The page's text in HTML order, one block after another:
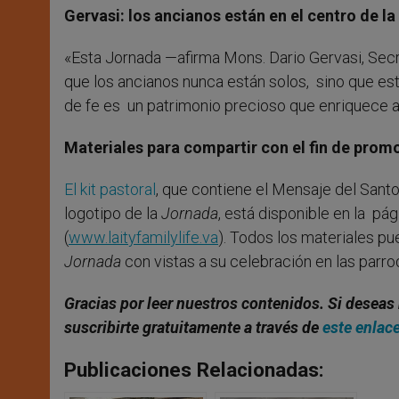
Gervasi: los ancianos están en el centro de
«Esta Jornada —afirma Mons. Dario Gervasi,
que los ancianos nunca están solos, sino que
de fe es un patrimonio precioso que enriquece
Materiales para compartir con el fin de
El kit pastoral , que contiene el Mensaje del
logotipo de la Jornada, está disponible en la
(www.laityfamilylife.va). Todos los materiales
Jornada con vistas a su celebración en las
Gracias por leer nuestros contenidos. Si
suscribirte gratuitamente a través deeste
Publicaciones Relacionadas: